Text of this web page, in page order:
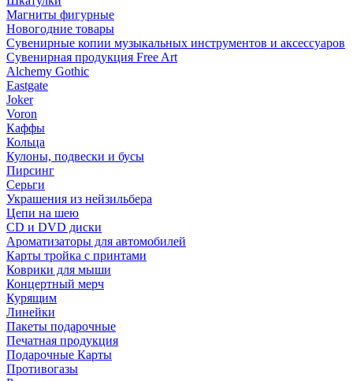
Магниты фигурные
Новогодние товары
Сувенирные копии музыкальных инструментов и аксессуаров
Сувенирная продукция Free Art
Alchemy Gothic
Eastgate
Joker
Voron
Каффы
Кольца
Кулоны, подвески и бусы
Пирсинг
Серьги
Украшения из нейзильбера
Цепи на шею
CD и DVD диски
Ароматизаторы для автомобилей
Карты тройка с принтами
Коврики для мыши
Концертный мерч
Курящим
Линейки
Пакеты подарочные
Печатная продукция
Подарочные Карты
Противогазы